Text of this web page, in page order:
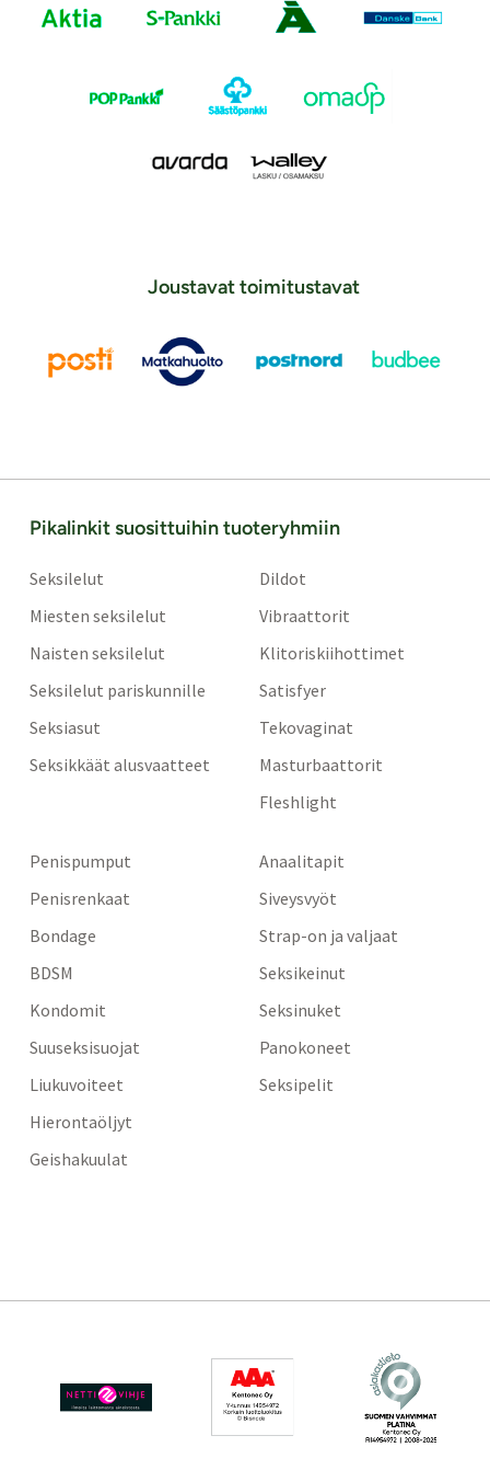
Joustavat toimitustavat
Pikalinkit suosittuihin tuoteryhmiin
Seksilelut
Miesten seksilelut
Naisten seksilelut
Seksilelut pariskunnille
Seksiasut
Seksikkäät alusvaatteet
Dildot
Vibraattorit
Klitoriskiihottimet
Satisfyer
Tekovaginat
Masturbaattorit
Fleshlight
Penispumput
Penisrenkaat
Bondage
BDSM
Kondomit
Suuseksisuojat
Liukuvoiteet
Hierontaöljyt
Geishakuulat
Anaalitapit
Siveysvyöt
Strap-on ja valjaat
Seksikeinut
Seksinuket
Panokoneet
Seksipelit